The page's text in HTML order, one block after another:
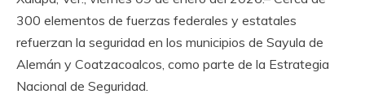
300 elementos de fuerzas federales y estatales
refuerzan la seguridad en los municipios de Sayula de
Alemán y Coatzacoalcos, como parte de la Estrategia
Nacional de Seguridad.